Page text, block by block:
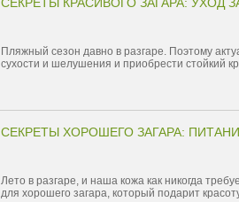
Пляжный сезон давно в разгаре. Поэтому
сухости и шелушения и приобрести стойкий
СЕКРЕТЫ ХОРОШЕГО ЗАГАРА:
Лето в разгаре, и наша кожа как никогда
для хорошего загара, который подарит